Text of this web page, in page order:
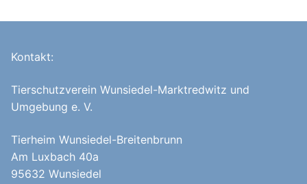
Kontakt:
Tierschutzverein Wunsiedel-Marktredwitz und
Umgebung e. V.
Tierheim Wunsiedel-Breitenbrunn
Am Luxbach 40a
95632 Wunsiedel